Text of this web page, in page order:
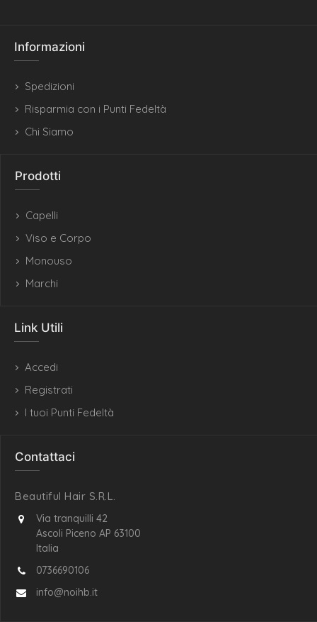
Informazioni
Spedizioni
Risparmia con i Punti Fedeltà
Chi Siamo
Prodotti
Capelli
Viso e Corpo
Monouso
Marchi
Link Utili
Accedi
Registrati
I tuoi Punti Fedeltà
Contattaci
Beautiful Hair S.R.L.
Via tranquilli 42
Ascoli Piceno AP 63100
Italia
0736690106
info@noihb.it